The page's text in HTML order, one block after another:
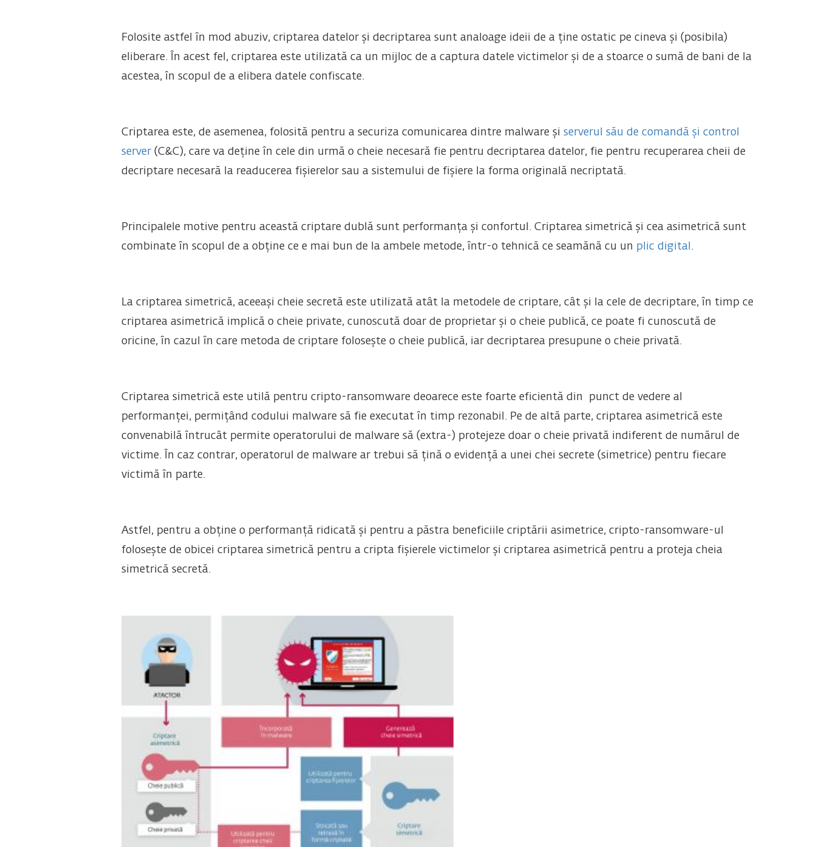
Folosite astfel în mod abuziv, criptarea datelor și decriptarea sunt analoage ideii de a ține ostatic pe cineva și (posibila)
eliberare. În acest fel, criptarea este utilizată ca un mijloc de a captura datele victimelor și de a stoarce o sumă de bani de la
acestea, în scopul de a elibera datele confiscate.
Criptarea este, de asemenea, folosită pentru a securiza comunicarea dintre malware și serverul său de comandă și control
server(C&C), care va deține în cele din urmă o cheie necesară fie pentru decriptarea datelor, fie pentru recuperarea cheii de
decriptare necesară la readucerea fișierelor sau a sistemului de fișiere la forma originală necriptată.
Principalele motive pentru această criptare dublă sunt performanța și confortul. Criptarea simetrică și cea asimetrică sunt
combinate în scopul de a obține ce e mai bun de la ambele metode, într-o tehnică ce seamănă cu un plic digital .
La criptarea simetrică, aceeași cheie secretă este utilizată atât la metodele de criptare, cât și la cele de decriptare, în timp ce
criptarea asimetrică implică o cheie private, cunoscută doar de proprietar și o cheie publică, ce poate fi cunoscută de
oricine, în cazul în care metoda de criptare folosește o cheie publică, iar decriptarea presupune o cheie privată.
Criptarea simetrică este utilă pentru cripto-ransomware deoarece este foarte eficientă din punct de vedere al
performanței, permițând codului malware să fie executat în timp rezonabil. Pe de altă parte, criptarea asimetrică este
convenabilă întrucât permite operatorului de malware să (extra-) protejeze doar o cheie privată indiferent de numărul de
victime. În caz contrar, operatorul de malware ar trebui să țină o evidență a unei chei secrete (simetrice) pentru fiecare
victimă în parte.
Astfel, pentru a obține o performanță ridicată și pentru a păstra beneficiile criptării asimetrice, cripto-ransomware-ul
folosește de obicei criptarea simetrică pentru a cripta fișierele victimelor și criptarea asimetrică pentru a proteja cheia
simetrică secretă.